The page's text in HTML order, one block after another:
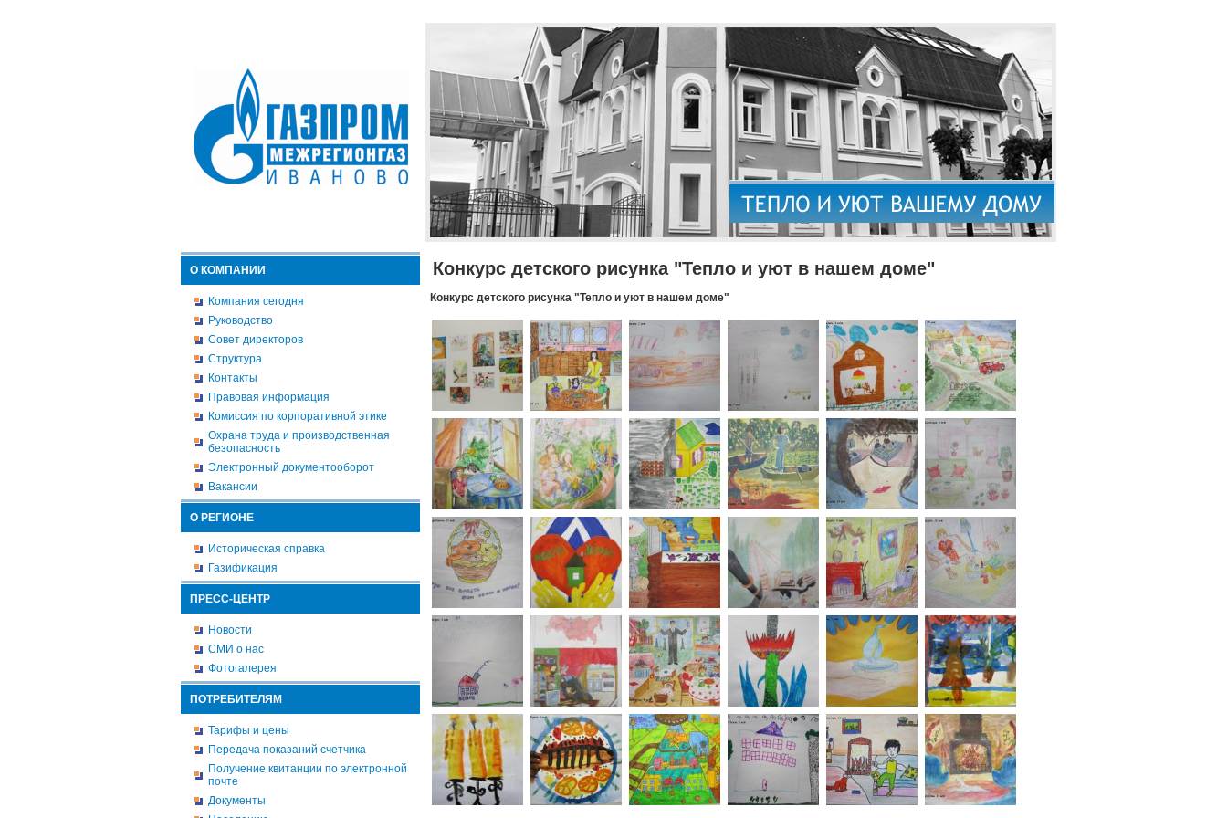
О КОМПАНИИ
Компания сегодня
Руководство
Совет директоров
Структура
Контакты
Правовая информация
Комиссия по корпоративной этике
Охрана труда и производственная
безопасность
Электронный документооборот
Вакансии
О РЕГИОНЕ
Историческая справка
Газификация
ПРЕСС-ЦЕНТР
Новости
СМИ о нас
Фотогалерея
ПОТРЕБИТЕЛЯМ
Тарифы и цены
Передача показаний счетчика
Получение квитанции по электронной
почте
Документы
Конкурс детского рисунка "Тепло и уют в нашем доме"
Конкурс детского рисунка "Тепло и уют в нашем доме"